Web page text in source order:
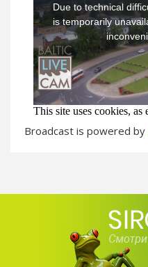
Broadcast is powered by